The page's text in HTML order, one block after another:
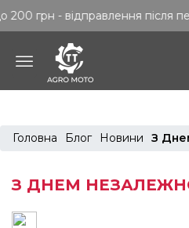
після
Головна Блог Новини З
З ДНЕМ